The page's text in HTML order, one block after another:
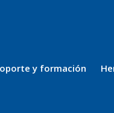
y formación